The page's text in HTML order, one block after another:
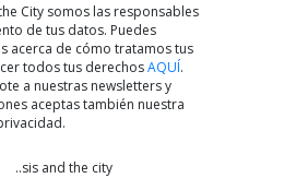
City somos las responsables
de tus datos. Puedes
acerca de cómo tratamos tus
todos tus derechosAQUÍ.
a nuestras newsletters y
aceptas también nuestra
..sis and the city